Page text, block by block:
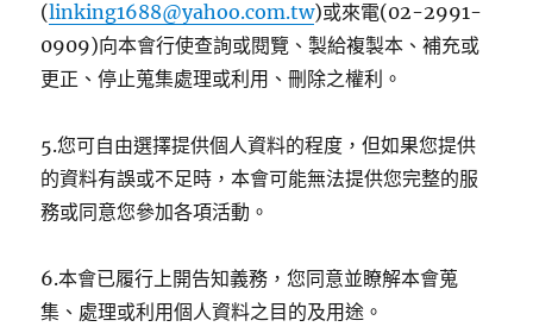
(linking1688@yahoo.com.tw)或來電(02-2991-
0909)向本會行使查詢或閱覽、製給複製本、補充或
更正、停止蒐集處理或利用、刪除之權利。
5.您可自由選擇提供個人資料的程度，但如果您提供
的資料有誤或不足時，本會可能無法提供您完整的服
務或同意您參加各項活動。
6.本會已履行上開告知義務，您同意並瞭解本會蒐
集、處理或利用個人資料之目的及用途。